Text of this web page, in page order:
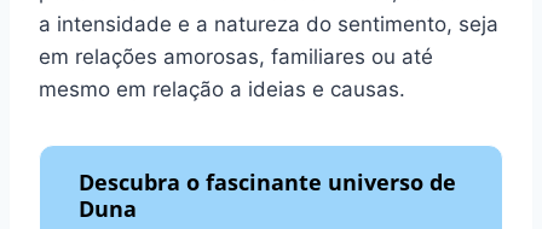
a intensidade e a natureza do sentimento, seja
em relações amorosas, familiares ou até
mesmo em relação a ideias e causas.
Descubra o fascinante universo de
Duna